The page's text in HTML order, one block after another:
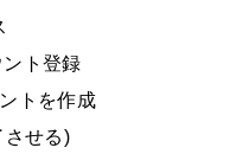
ト登録
トを作成
させる)